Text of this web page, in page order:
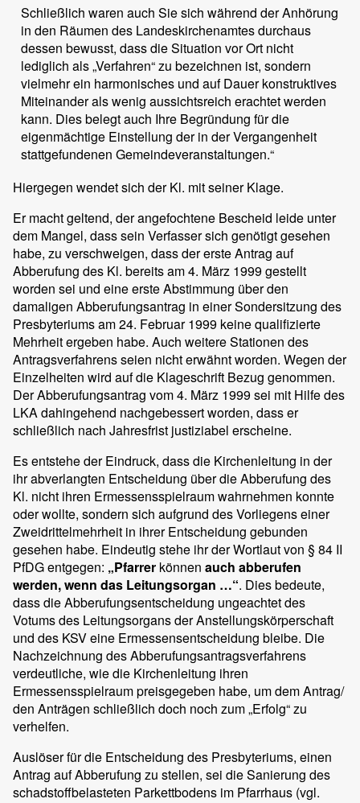
Schließlich waren auch Sie sich während der Anhörung
in den Räumen des Landeskirchenamtes durchaus
dessen bewusst, dass die Situation vor Ort nicht
lediglich als „Verfahren“ zu bezeichnen ist, sondern
vielmehr ein harmonisches und auf Dauer konstruktives
Miteinander als wenig aussichtsreich erachtet werden
kann. Dies belegt auch Ihre Begründung für die
eigenmächtige Einstellung der in der Vergangenheit
stattgefundenen Gemeindeveranstaltungen.“
Hiergegen wendet sich der Kl. mit seiner Klage.
Er macht geltend, der angefochtene Bescheid leide unter
dem Mangel, dass sein Verfasser sich genötigt gesehen
habe, zu verschweigen, dass der erste Antrag auf
Abberufung des Kl. bereits am 4. März 1999 gestellt
worden sei und eine erste Abstimmung über den
damaligen Abberufungsantrag in einer Sondersitzung des
Presbyteriums am 24. Februar 1999 keine qualifizierte
Mehrheit ergeben habe. Auch weitere Stationen des
Antragsverfahrens seien nicht erwähnt worden. Wegen der
Einzelheiten wird auf die Klageschrift Bezug genommen.
Der Abberufungsantrag vom 4. März 1999 sei mit Hilfe des
LKA dahingehend nachgebessert worden, dass er
schließlich nach Jahresfrist justiziabel erscheine.
Es entstehe der Eindruck, dass die Kirchenleitung in der
ihr abverlangten Entscheidung über die Abberufung des
Kl. nicht ihren Ermessensspielraum wahrnehmen konnte
oder wollte, sondern sich aufgrund des Vorliegens einer
Zweidrittelmehrheit in ihrer Entscheidung gebunden
gesehen habe. Eindeutig stehe ihr der Wortlaut von § 84 II
PfDG entgegen: „Pfarrer können auch abberufen
werden, wenn das Leitungsorgan …“. Dies bedeute,
dass die Abberufungsentscheidung ungeachtet des
Votums des Leitungsorgans der Anstellungskörperschaft
und des KSV eine Ermessensentscheidung bleibe. Die
Nachzeichnung des Abberufungsantragsverfahrens
verdeutliche, wie die Kirchenleitung ihren
Ermessensspielraum preisgegeben habe, um dem Antrag/
den Anträgen schließlich doch noch zum „Erfolg“ zu
verhelfen.
Auslöser für die Entscheidung des Presbyteriums, einen
Antrag auf Abberufung zu stellen, sei die Sanierung des
schadstoffbelasteten Parkettbodens im Pfarrhaus (vgl.